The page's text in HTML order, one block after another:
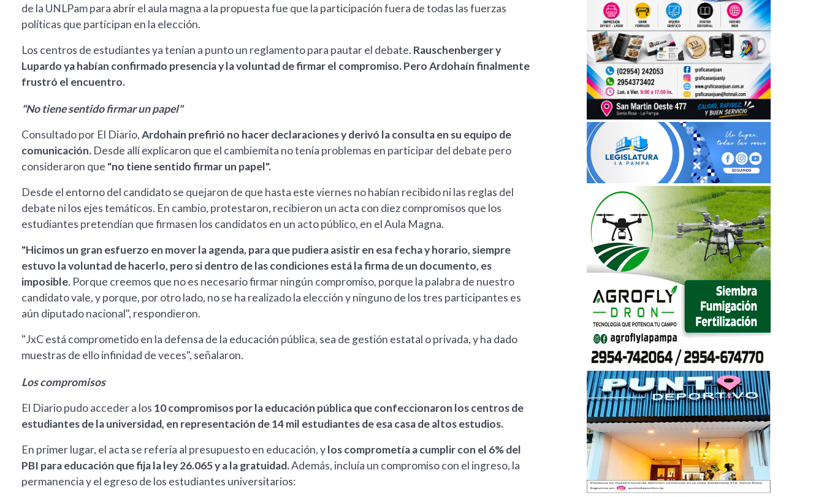
de la UNLPam para abrir el aula magna a la propuesta fue que la participación fuera de todas las fuerzas
políticas que participan en la elección.
Los centros de estudiantes ya tenían a punto un reglamento para pautar el debate. Rauschenberger y
Lupardo ya habían confirmado presencia y la voluntad de firmar el compromiso. Pero Ardohaín finalmente
frustró el encuentro.
"No tiene sentido firmar un papel"
Consultado por El Diario,Ardohain prefirió no hacer declaraciones y derivó la consulta en su equipo de
comunicación. Desde allí explicaron que el cambiemita no tenía problemas en participar del debate pero
consideraron que "no tiene sentido firmar un papel".
Desde el entorno del candidato se quejaron de que hasta este viernes no habían recibido ni las reglas del
debate ni los ejes temáticos. En cambio, protestaron, recibieron un acta con diez compromisos que los
estudiantes pretendían que firmasen los candidatos en un acto público, en el Aula Magna.
"Hicimos un gran esfuerzo en mover la agenda, para que pudiera asistir en esa fecha y horario, siempre
estuvo la voluntad de hacerlo, pero si dentro de las condiciones está la firma de un documento, es
imposible. Porque creemos que no es necesario firmar ningún compromiso, porque la palabra de nuestro
candidato vale, y porque, por otro lado, no se ha realizado la elección y ninguno de los tres participantes es
aún diputado nacional", respondieron.
"JxC está comprometido en la defensa de la educación pública, sea de gestión estatal o privada, y ha dado
muestras de ello infinidad de veces", señalaron.
Los compromisos
El Diario pudo acceder a los 10 compromisos por la educación pública que confeccionaron los centros de
estudiantes de la universidad, en representación de 14 mil estudiantes de esa casa de altos estudios.
En primer lugar, el acta se refería al presupuesto en educación, ylos comprometía a cumplir con el 6% del
PBI para educación que fija la ley 26.065 y a la gratuidad.Además, incluía un compromiso con el ingreso, la
permanencia y el egreso de los estudiantes universitarios: